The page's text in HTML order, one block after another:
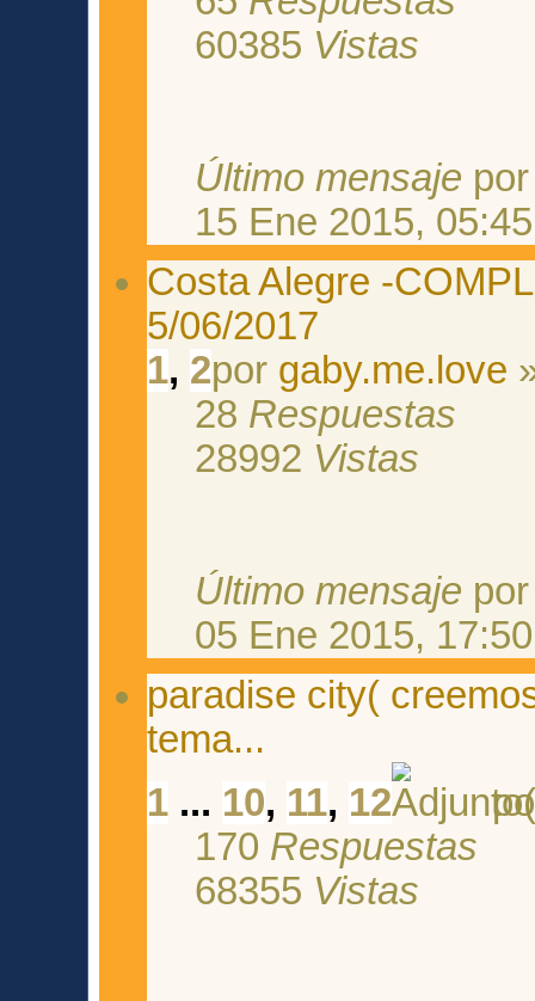
60385 Vistas
Último mensaje
15 Ene 2015, 05:45
Costa Alegre -
5/06/2017
1, 2por gaby.me.love
28 Respuestas
28992 Vistas
Último mensaje
05 Ene 2015, 17:50
paradise city(
tema...
1 ... 10, 11, 12
170 Respuestas
68355 Vistas